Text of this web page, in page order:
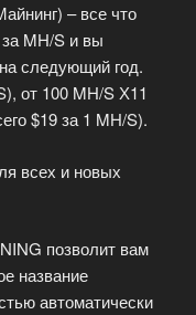
– все что
MH/S и вы
следующий год.
от 100 MH/S Х11
$19 за 1 MH/S).
всех и новых
позволит вам
название
автоматически